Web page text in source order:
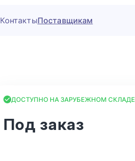
КонтактыПоставщикам
ДОСТУПНО НА ЗАРУБЕЖНОМ СКЛАДЕ
Под заказ